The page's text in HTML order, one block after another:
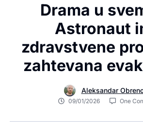
Drama u
Astronaut
zdravstvene
zahtevana
Aleksandar
09/01/2026 One